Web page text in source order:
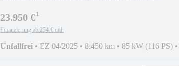
23.950 €¹
Finanzierung ab 254 € mtl.
Unfallfrei • EZ 04/2025 • 8.450 km • 85 kW (116 PS) •